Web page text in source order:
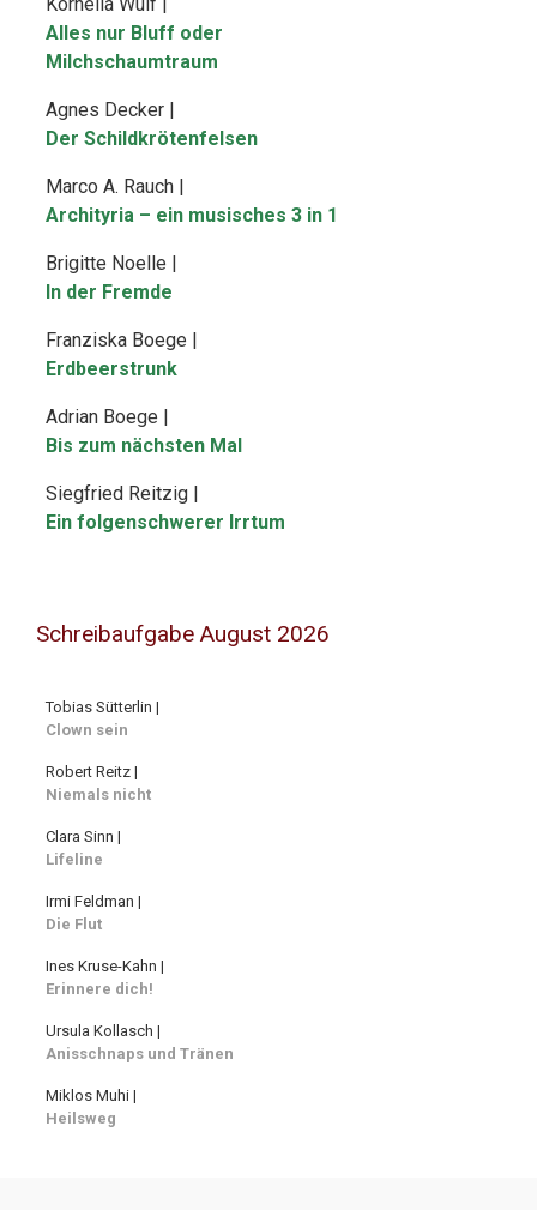
Alles nur Bluff oder
Milchschaumtraum
Agnes Decker |
Der Schildkrötenfelsen
Marco A. Rauch |
Archityria – ein musisches 3 in 1
Brigitte Noelle |
In der Fremde
Franziska Boege |
Erdbeerstrunk
Adrian Boege |
Bis zum nächsten Mal
Siegfried Reitzig |
Ein folgenschwerer Irrtum
Schreibaufgabe August 2026
Tobias Sütterlin |
Clown sein
Robert Reitz |
Niemals nicht
Clara Sinn |
Lifeline
Irmi Feldman |
Die Flut
Ines Kruse-Kahn |
Erinnere dich!
Ursula Kollasch |
Anisschnaps und Tränen
Miklos Muhi |
Heilsweg